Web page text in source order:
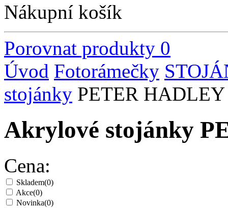
Nákupní košík
Porovnat produkty 0
Úvod Fotorámečky
stojánky PETER HADLEY
Akrylové stojánky
Cena:
Skladem(0)
Akce(0)
Novinka(0)